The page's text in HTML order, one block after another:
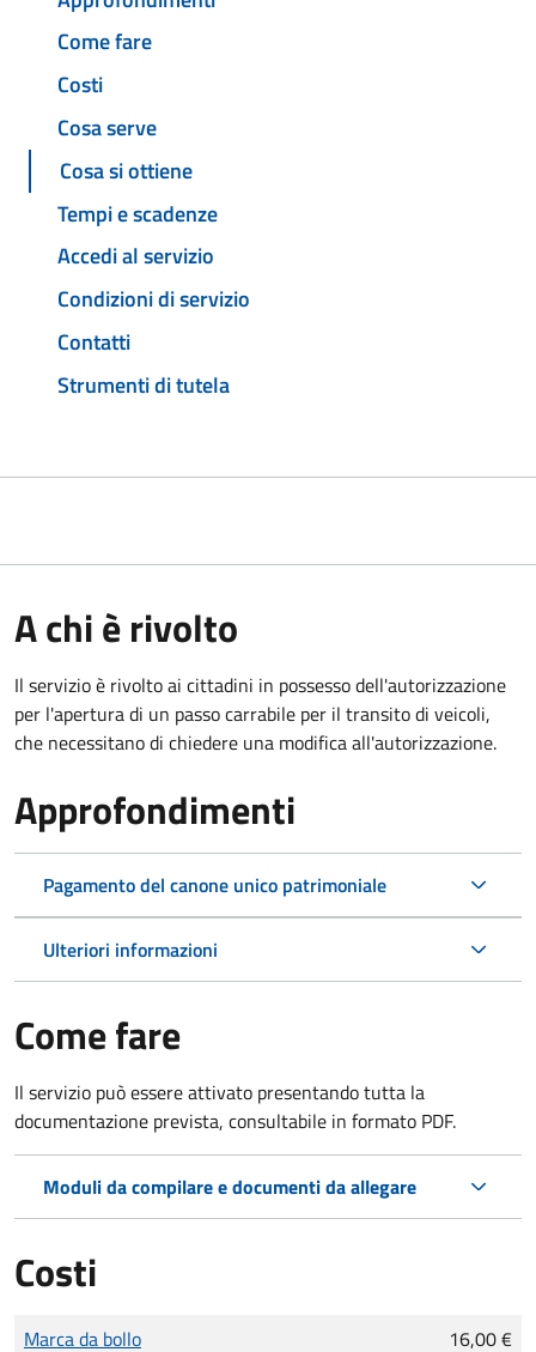
Come fare
Costi
Cosa serve
Cosa si ottiene
Tempi e scadenze
Accedi al servizio
Condizioni di servizio
Contatti
Strumenti di tutela
A chi è rivolto
Il servizio è rivolto ai cittadini in possesso dell'autorizzazione
per l'apertura di un passo carrabile per il transito di veicoli,
che necessitano di chiedere una modifica all'autorizzazione.
Approfondimenti
Pagamento del canone unico patrimoniale
Ulteriori informazioni
Come fare
Il servizio può essere attivato presentando tutta la
documentazione prevista, consultabile in formato PDF.
Moduli da compilare e documenti da allegare
Costi
Tipo di pagamento
Importo
Marca da bollo 16,00 €